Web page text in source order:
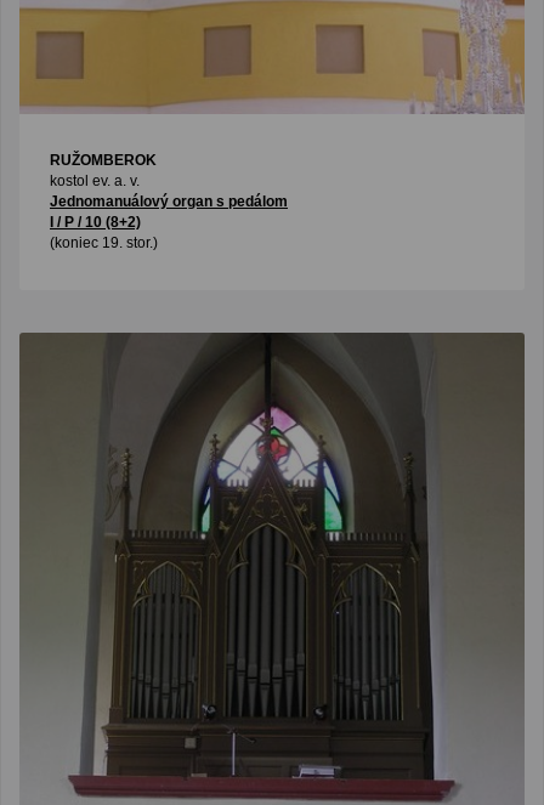
RUŽOMBEROK
kostol ev. a. v.
Jednomanuálový organ s pedálom
I / P / 10 (8+2)
(koniec 19. stor.)